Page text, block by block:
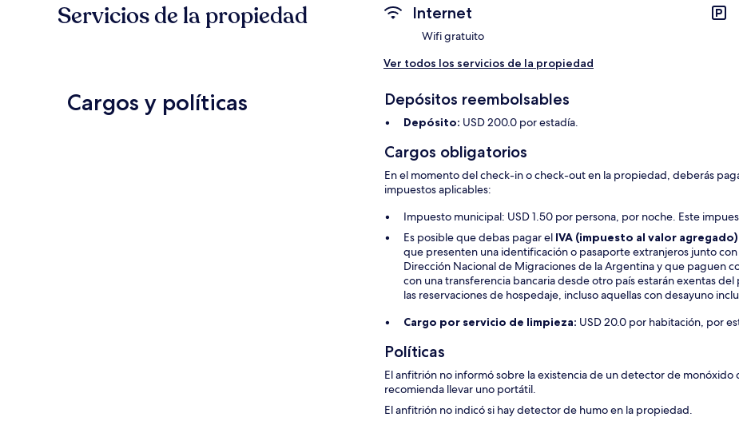
Servicios de la propiedad Internet
Wifi gratuito
Ver todos los servicios de la propiedad
Cargos y políticas Depósitos reembolsables
Depósito: USD 200.0 por estadía.
Cargos obligatorios
En el momento del check-in o check-out en la propiedad, deberás
impuestos aplicables:
Impuesto municipal: USD 1.50 por persona, por noche. Este
Es posible que debas pagar el IVA (impuesto al valor
que presenten una identificación o pasaporte extranjeros junto
Dirección Nacional de Migraciones de la Argentina y que paguen
con una transferencia bancaria desde otro país estarán exentas
las reservaciones de hospedaje, incluso aquellas con desayuno
Cargo por servicio de limpieza: USD 20.0 por habitación, por
Políticas
El anfitrión no informó sobre la existencia de un detector de
recomienda llevar uno portátil.
El anfitrión no indicó si hay detector de humo en la propiedad.